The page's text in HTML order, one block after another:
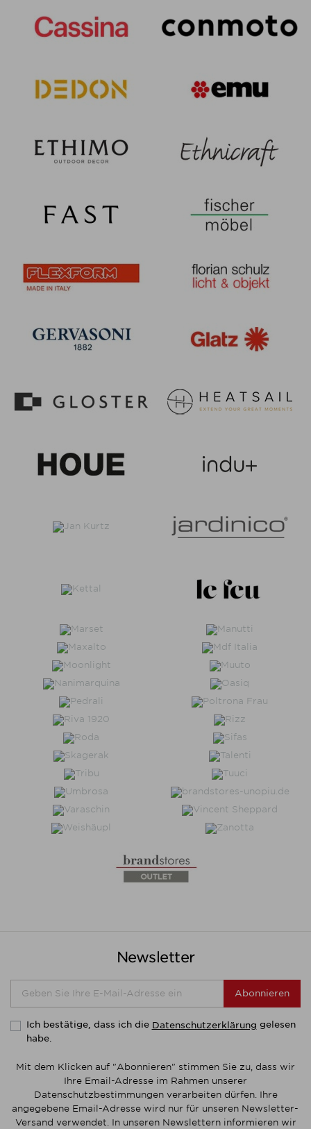
Newsletter
Abonnieren
Ich bestätige, dass ich die Datenschutzerklärung gelesen
habe.
Mit dem Klicken auf "Abonnieren" stimmen Sie zu, dass wir
Ihre Email-Adresse im Rahmen unserer
Datenschutzbestimmungen verarbeiten dürfen. Ihre
angegebene Email-Adresse wird nur für unseren Newsletter-
Versand verwendet. In unseren Newslettern informieren wir